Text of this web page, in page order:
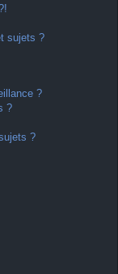
sujets ?
?
?
?